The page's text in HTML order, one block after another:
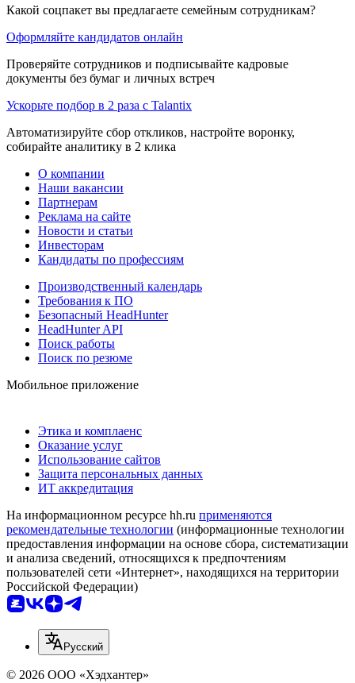
Какой соцпакет вы предлагаете семейным сотрудникам?
Оформляйте кандидатов онлайн
Проверяйте сотрудников и подписывайте кадровые
документы без бумаг и личных встреч
Ускорьте подбор в 2 раза с Talantix
Автоматизируйте сбор откликов, настройте воронку,
собирайте аналитику в 2 клика
О компании
Наши вакансии
Партнерам
Реклама на сайте
Новости и статьи
Инвесторам
Кандидаты по профессиям
Производственный календарь
Требования к ПО
Безопасный HeadHunter
HeadHunter API
Поиск работы
Поиск по резюме
Мобильное приложение
Этика и комплаенс
Оказание услуг
Использование сайтов
Защита персональных данных
ИТ аккредитация
На информационном ресурсе hh.ru применяются
рекомендательные технологии (информационные технологии
предоставления информации на основе сбора, систематизации
и анализа сведений, относящихся к предпочтениям
пользователей сети «Интернет», находящихся на территории
Российской Федерации)
Русский
© 2026 ООО «Хэдхантер»